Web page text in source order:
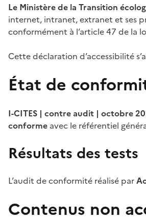
Le Ministère de la Transition
internet, intranet, extranet et ses
conformément à l’article 47 de la
Cette déclaration d’accessibilité
État de
I-CITES | contre audit | octobre
conforme avec le référentiel
Résultats des tests
L’audit de conformité réalisé par
Contenus non